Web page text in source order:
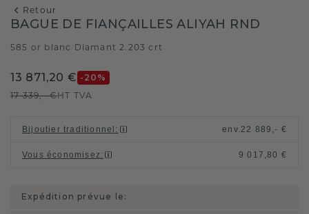
Retour
BAGUE DE FIANÇAILLES ALIYAH RND
585 or blanc Diamant 2.203 crt
13 871,20 € -20 %
17 339,- €HT TVA
Bijoutier traditionnel : env.22 889,- €
Vous économisez: 9 017,80 €
Expédition prévue le: